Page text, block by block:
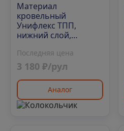
Материал
кровельный
Унифлекс ТПП,
нижний слой,
Последняя цена
3 180 ₽/рул
Аналог